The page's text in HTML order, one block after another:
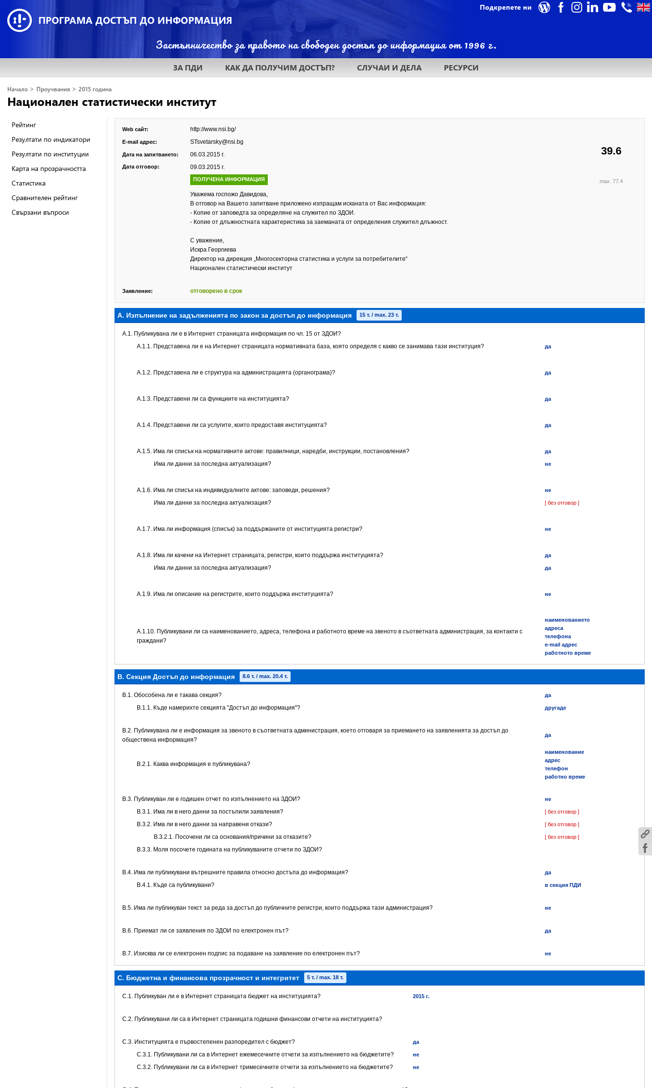
Подкрепете ни
ЗА ПДИ КАК ДА ПОЛУЧИМ ДОСТЪП? СЛУЧАИ И ДЕЛА РЕСУРСИ
Начало > Проучвания > 2015 година
Национален статистически институт
Рейтинг
Резултати по индикатори
Резултати по институции
Карта на прозрачността
Статистика
Сравнителен рейтинг
Свързани въпроси
39.6
max. 77.4
Web сайт: http://www.nsi.bg/
E-mail адрес: STsvetarsky@nsi.bg
Дата на запитването: 06.03.2015 г.
Дата отговор: 09.03.2015 г.
ПОЛУЧЕНА ИНФОРМАЦИЯ
Уважема госпожо Давидова,
В отговор на Вашето запитване приложено изпращам исканата от Вас информация:
- Копие от заповедта за определяне на служител по ЗДОИ.
- Копие от длъжностната характеристика за заеманата от определения служител длъжност.
С уважение,
Искра Георгиева
Директор на дирекция „Многосекторна статистика и услуги за потребителите“
Национален статистически институт
Заявление: отговорено в срок
А. Изпълнение на задълженията по закон за достъп до информация 15 т. / max. 23 т.
A.1. Публикувана ли е в Интернет страницата информация по чл. 15 от ЗДОИ?
A.1.1. Представена ли е на Интернет страницата нормативната база, която определя с какво се занимава тази институция?
да
A.1.2. Представена ли е структура на администрацията (органограма)? да
А.1.3. Представени ли са функциите на институцията? да
А.1.4. Представени ли са услугите, които предоставя институцията? да
А.1.5. Има ли списък на нормативните актове: правилници, наредби, инструкции, постановления? да
Има ли данни за последна актуализация? не
А.1.6. Има ли списък на индивидуалните актове: заповеди, решения? не
Има ли данни за последна актуализация? [ без отговор ]
А.1.7. Има ли информация (списък) за поддържаните от институцията регистри? не
А.1.8. Има ли качени на Интернет страницата, регистри, които поддържа институцията? да
Има ли данни за последна актуализация? да
А.1.9. Има ли описание на регистрите, които поддържа институцията? не
А.1.10. Публикувани ли са наименованието, адреса, телефона и работното време на звеното в съответната администрация, за контакти с
граждани?
наименованието
адреса
телефона
e-mail адрес
работното време
B. Секция Достъп до информация 8.6 т. / max. 20.4 т.
В.1. Обособена ли е такава секция? да
В.1.1. Къде намерихте секцията "Достъп до информация"? другаде
В.2. Публикувана ли е информация за звеното в съответната администрация, което отговаря за приемането на заявленията за достъп до
обществена информация?
да
B.2.1. Каква информация е публикувана?
наименование
адрес
телефон
работно време
В.3. Публикуван ли е годишен отчет по изпълнението на ЗДОИ? не
В.3.1. Има ли в него данни за постъпили заявления? [ без отговор ]
В.3.2. Има ли в него данни за направени откази? [ без отговор ]
В.3.2.1. Посочени ли са основания/причини за отказите? [ без отговор ]
В.3.3. Моля посочете годината на публикуваните отчети по ЗДОИ?
В.4. Има ли публикувани вътрешните правила относно достъпа до информация? да
В.4.1. Къде са публикувани? в секция ПДИ
В.5. Има ли публикуван текст за реда за достъп до публичните регистри, които поддържа тази администрация? не
В.6. Приемат ли се заявления по ЗДОИ по електронен път? да
В.7. Изисква ли се електронен подпис за подаване на заявление по електронен път? не
C. Бюджетна и финансова прозрачност и интегритет 5 т. / max. 18 т.
C.1. Публикуван ли е в Интернет страницата бюджет на институцията? 2015 г.
C.2. Публикувани ли са в Интернет страницата годишни финансови отчети на институцията?
C.3. Институцията е първостепенен разпоредител с бюджет? да
С.3.1. Публикувани ли са в Интернет ежемесечните отчети за изпълнението на бюджетите? не
С.3.2. Публикувани ли са в Интернет тримесечните отчети за изпълнението на бюджетите? не